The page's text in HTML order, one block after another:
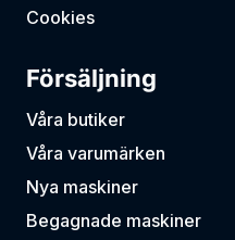
Cookies
Försäljning
Våra butiker
Våra varumärken
Nya maskiner
Begagnade maskiner